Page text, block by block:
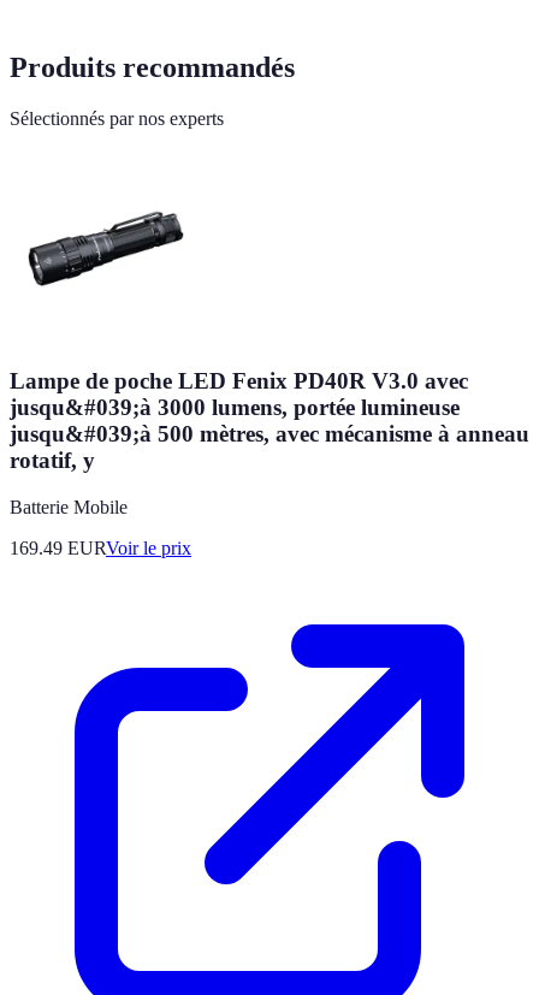
Produits recommandés
Sélectionnés par nos experts
Lampe de poche LED Fenix PD40R V3.0 avec
jusqu&#039;à 3000 lumens, portée lumineuse
jusqu&#039;à 500 mètres, avec mécanisme à anneau
rotatif, y
Batterie Mobile
169.49 EURVoir le prix